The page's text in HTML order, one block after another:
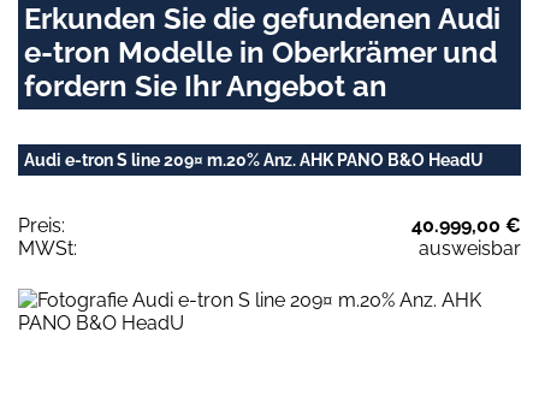
Erkunden Sie die gefundenen Audi
e-tron Modelle in Oberkrämer und
fordern Sie Ihr Angebot an
Audi e-tron S line 209¤ m.20% Anz. AHK PANO B&O HeadU
Preis:
40.999,00 €
MWSt:
ausweisbar